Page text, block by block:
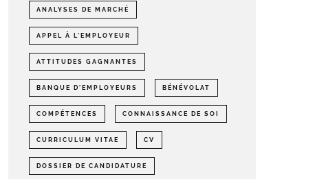
ANALYSES DE MARCHÉ
APPEL À L'EMPLOYEUR
ATTITUDES GAGNANTES
BANQUE D'EMPLOYEURS BÉNÉVOLAT
COMPÉTENCES CONNAISSANCE DE SOI
CURRICULUM VITAE CV
DOSSIER DE CANDIDATURE